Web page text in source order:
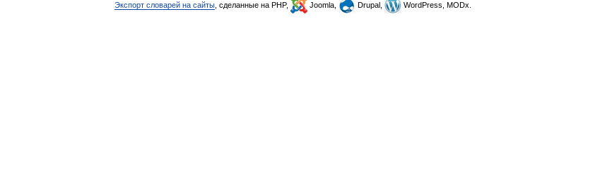
Экспорт словарей на сайты , сделанные на PHP, Joomla, Drupal, WordPress, MODx.